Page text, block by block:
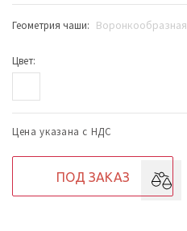
Геометрия чаши: Воронкообразная
Цвет:
Цена указана с НДС
ПОД ЗАКАЗ